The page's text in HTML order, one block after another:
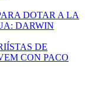
DOTAR A LA
DARWIN
DE
CON PACO